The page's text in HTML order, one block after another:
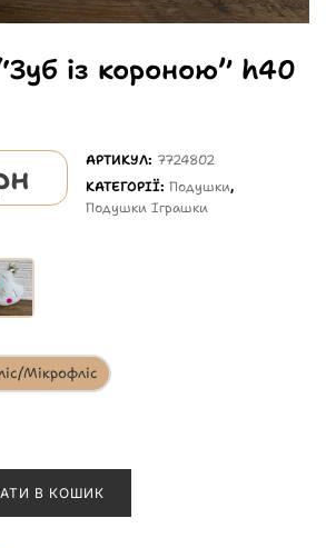
із короною” h40
АРТИКУЛ: 7724802
КАТЕГОРІЇ:Подушки,
Подушки Іграшки
Мікрофліс
В КОШИК